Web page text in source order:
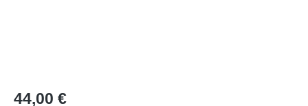
Regulärer Preis:
44,00 €